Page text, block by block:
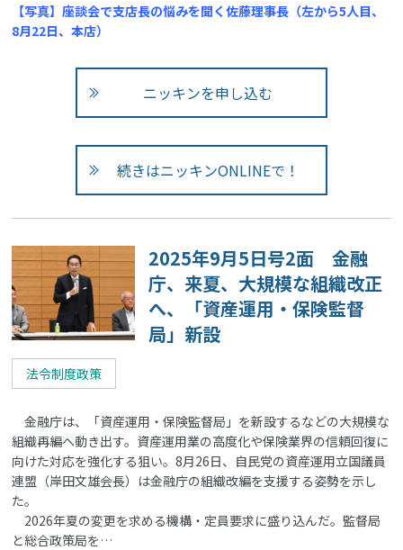
【写真】座談会で支店長の悩みを聞く佐藤理事長（左から5人目、
8月22日、本店）
ニッキンを申し込む
続きはニッキンONLINEで！
2025年9月5日号2面 金融
庁、来夏、大規模な組織改正
へ、「資産運用・保険監督
局」新設
法令制度政策
金融庁は、「資産運用・保険監督局」を新設するなどの大規模な
組織再編へ動き出す。資産運用業の高度化や保険業界の信頼回復に
向けた対応を強化する狙い。8月26日、自民党の資産運用立国議員
連盟（岸田文雄会長）は金融庁の組織改編を支援する姿勢を示し
た。
2026年夏の変更を求める機構・定員要求に盛り込んだ。監督局
と総合政策局を…